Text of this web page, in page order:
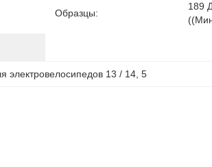
Образцы:
189
электровелосипедов 13 / 14 , 5